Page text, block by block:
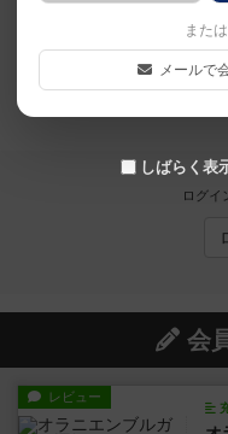
×64㎜です
ホビーベ
ログイ
会
レビュー
または
メールで
しばらく表